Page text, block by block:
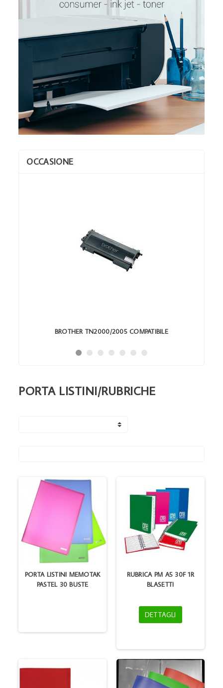
OCCASIONE
BROTHER TN2000/2005 COMPATIBILE
PORTA LISTINI/RUBRICHE
PORTA LISTINI MEMOTAK
PASTEL 30 BUSTE
RUBRICA PM A5 30F 1R
BLASETTI
DETTAGLI